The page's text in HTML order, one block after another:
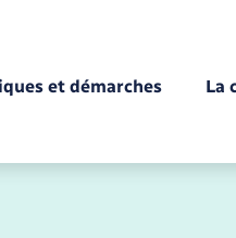
et démarches La